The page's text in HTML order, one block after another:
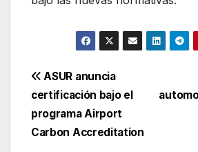
Navegación
de
entradas
ASUR anuncia
certificación bajo el
programa Airport
Carbon Accreditation